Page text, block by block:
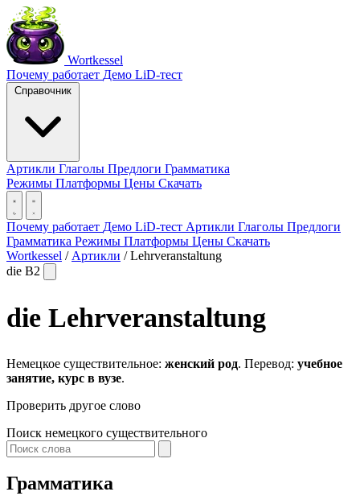
Wortkessel
Почему работает Демо LiD-тест
Справочник
Артикли Глаголы Предлоги Грамматика
Режимы Платформы Цены Скачать
Почему работает Демо LiD-тест Артикли Глаголы Предлоги
Грамматика Режимы Платформы Цены Скачать
Wortkessel / Артикли / Lehrveranstaltung
die B2
die Lehrveranstaltung
Немецкое существительное: женский род. Перевод: учебное
занятие, курс в вузе.
Проверить другое слово
Поиск немецкого существительного
Грамматика